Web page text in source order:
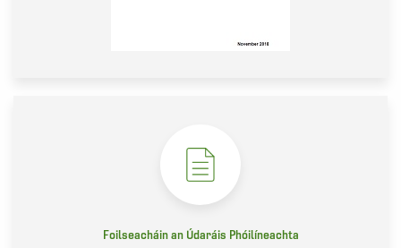
Foilseacháin an Údaráis Phóilíneachta